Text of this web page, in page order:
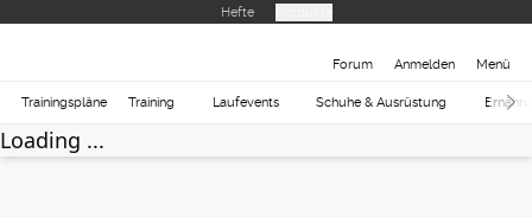
Hefte
Forum Anmelden Menü
Trainingspläne Training Laufevents Schuhe & Ausrüstung
Loading ...